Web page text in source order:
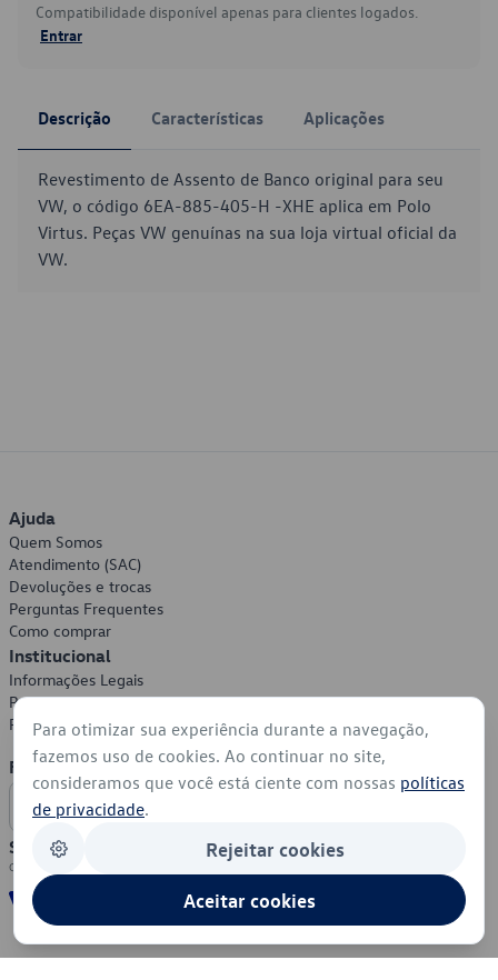
Compatibilidade disponível apenas para clientes logados.
Entrar
Descrição Características Aplicações
Revestimento de Assento de Banco original para seu
VW, o código 6EA-885-405-H -XHE aplica em Polo
Virtus. Peças VW genuínas na sua loja virtual oficial da
VW.
Ajuda
Quem Somos
Atendimento (SAC)
Devoluções e trocas
Perguntas Frequentes
Como comprar
Institucional
Informações Legais
Política de Privacidade
Política de Cookies
Formas de Pagamento
Segurança
Para otimizar sua experiência durante a navegação,
fazemos uso de cookies. Ao continuar no site,
consideramos que você está ciente com nossas políticas
de privacidade.
Rejeitar cookies
Aceitar cookies